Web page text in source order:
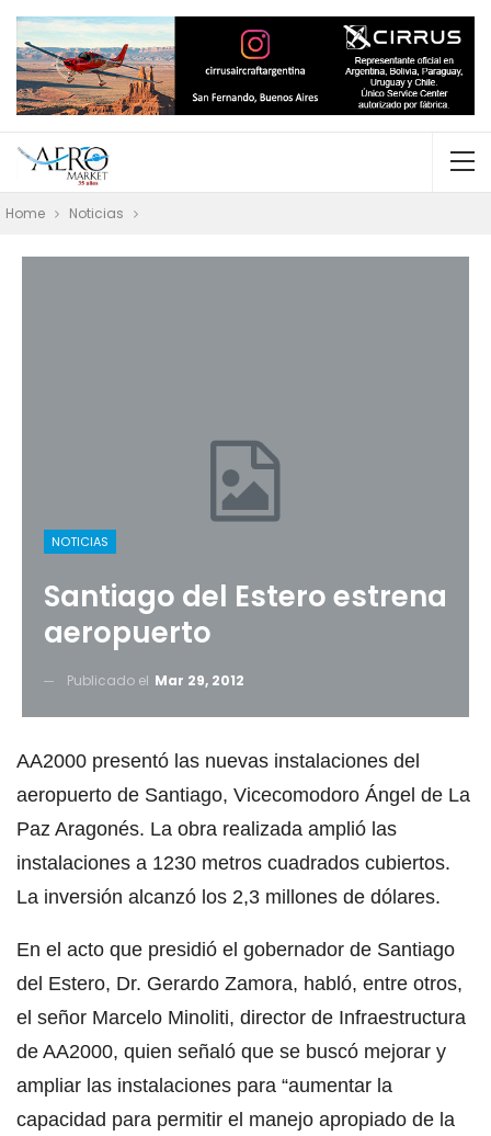
Home Noticias
NOTICIAS
Santiago del Estero estrena
aeropuerto
Publicado el Mar 29, 2012
AA2000 presentó las nuevas instalaciones del
aeropuerto de Santiago, Vicecomodoro Ángel de La
Paz Aragonés. La obra realizada amplió las
instalaciones a 1230 metros cuadrados cubiertos.
La inversión alcanzó los 2,3 millones de dólares.
En el acto que presidió el gobernador de Santiago
del Estero, Dr. Gerardo Zamora, habló, entre otros,
el señor Marcelo Minoliti, director de Infraestructura
de AA2000, quien señaló que se buscó mejorar y
ampliar las instalaciones para “aumentar la
capacidad para permitir el manejo apropiado de la